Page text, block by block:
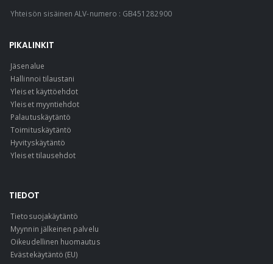
Yhteisön sisäinen ALV-numero : GB451282900
PIKALINKIT
Jäsenalue
Hallinnoi tilaustani
Yleiset käyttöehdot
Yleiset myyntiehdot
Palautuskäytäntö
Toimituskäytäntö
Hyvityskäytäntö
Yleiset tilausehdot
TIEDOT
Tietosuojakäytäntö
Myynnin jälkeinen palvelu
Oikeudellinen huomautus
Evästekäytäntö (EU)